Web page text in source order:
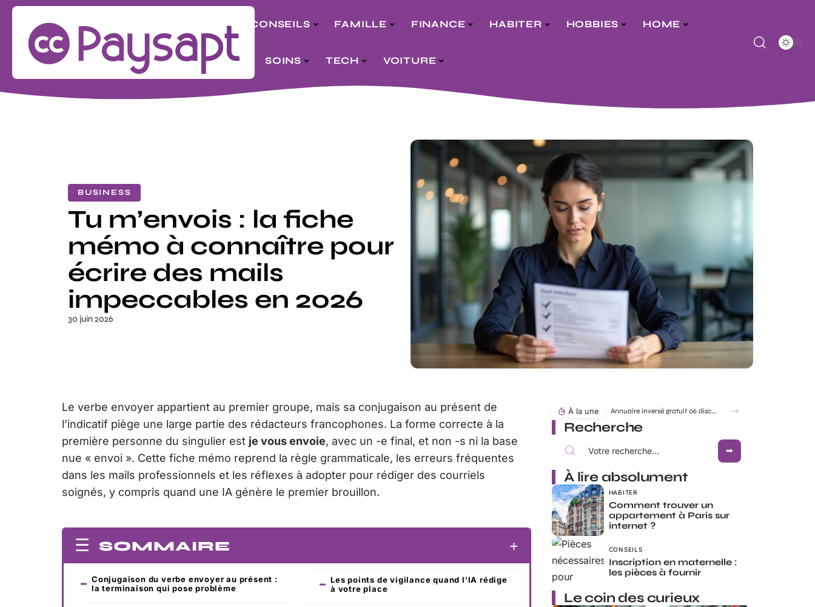
CONSEILS FAMILLE FINANCE HABITER HOBBIES HOME
LOOK SOINS TECH VOITURE
BUSINESS
Tu m’envois : la fiche
mémo à connaître pour
écrire des mails
impeccables en 2026
30 juin 2026
Le verbe envoyer appartient au premier groupe, mais sa conjugaison au présent de
l’indicatif piège une large partie des rédacteurs francophones. La forme correcte à la
première personne du singulier est je vous envoie, avec un -e final, et non -s ni la base
nue « envoi ». Cette fiche mémo reprend la règle grammaticale, les erreurs fréquentes
dans les mails professionnels et les réflexes à adopter pour rédiger des courriels
soignés, y compris quand une IA génère le premier brouillon.
SOMMAIRE
Conjugaison du verbe envoyer au présent :
la terminaison qui pose problème
Les points de vigilance quand l’IA rédige
à votre place
À la une Annuaire inversé gratuit 06 discret pour identifier un numéro sans être vu
Recherche
À lire absolument
HABITER
Comment trouver un
appartement à Paris sur
internet ?
CONSEILS
Inscription en maternelle :
les pièces à fournir
Le coin des curieux